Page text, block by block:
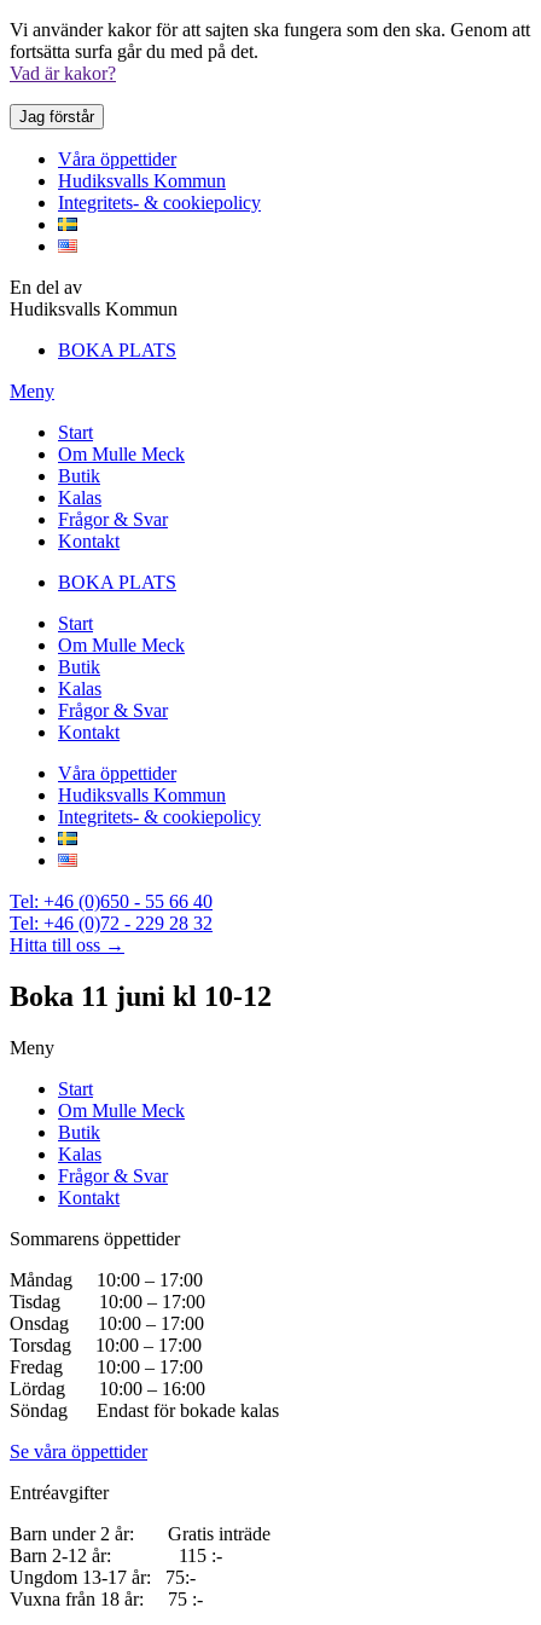
Vi använder kakor för att sajten ska fungera som den ska. Genom att
fortsätta surfa går du med på det.
Vad är kakor?
Jag förstår
Våra öppettider
Hudiksvalls Kommun
Integritets- & cookiepolicy
En del av
Hudiksvalls Kommun
BOKA PLATS
Meny
Start
Om Mulle Meck
Butik
Kalas
Frågor & Svar
Kontakt
BOKA PLATS
Start
Om Mulle Meck
Butik
Kalas
Frågor & Svar
Kontakt
Våra öppettider
Hudiksvalls Kommun
Integritets- & cookiepolicy
Tel: +46 (0)650 - 55 66 40
Tel: +46 (0)72 - 229 28 32
Hitta till oss →
Boka 11 juni kl 10-12
Meny
Start
Om Mulle Meck
Butik
Kalas
Frågor & Svar
Kontakt
Sommarens öppettider
Måndag 10:00 – 17:00
Tisdag 10:00 – 17:00
Onsdag 10:00 – 17:00
Torsdag 10:00 – 17:00
Fredag 10:00 – 17:00
Lördag 10:00 – 16:00
Söndag Endast för bokade kalas
Se våra öppettider
Entréavgifter
Barn under 2 år: Gratis inträde
Barn 2-12 år: 115 :-
Ungdom 13-17 år: 75:-
Vuxna från 18 år: 75 :-